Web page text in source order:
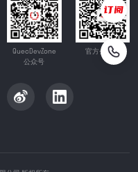
QuecDevZone
公众号
官方公众号